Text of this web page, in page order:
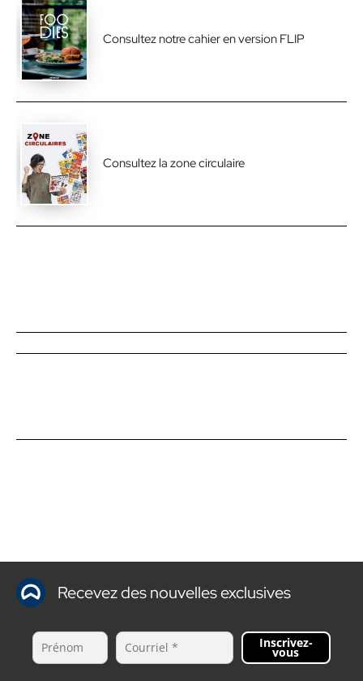
Consultez notre cahier en version FLIP
Consultez la zone circulaire
Recevez des nouvelles exclusives
Inscrivez-
vous